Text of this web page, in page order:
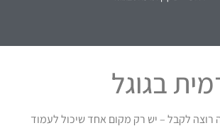
בגוגל
לקבל – יש רק מקום אחד שיכול לעמוד